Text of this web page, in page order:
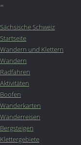
=
Sächsische Schweiz
Startseite
Wandern und Klettern
Wandern
Radfahren
Aktivitäten
Boofen
Wanderkarten
Wanderreisen
Bergsteigen
Klettergebiete